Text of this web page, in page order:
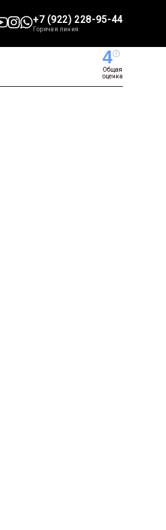
+7 (922) 228-95-44
Горячая линия
4
Общая
оценка